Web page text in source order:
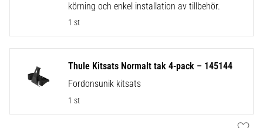
körning och enkel installation av tillbehör.
1 st
Thule Kitsats Normalt tak 4-pack – 145144
Fordonsunik kitsats
1 st